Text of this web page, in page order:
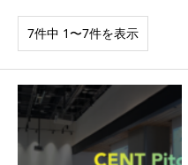
7件中 1〜7件を表示